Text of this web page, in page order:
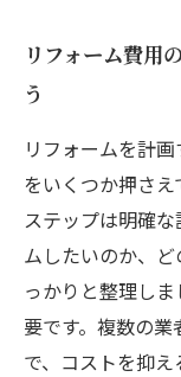
る方法
リフォーム
と振り返り
理想の住ま
用ガイド
リフォーム費用
う
リフォームを計
をいくつか押さ
ステップは明確
ムしたいのか、
っかりと整理し
要です。複数の
で、コストを抑